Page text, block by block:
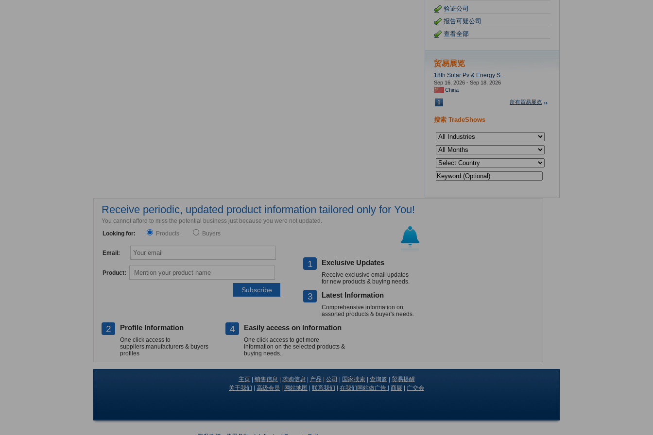
验证公司
报告可疑公司
查看全部
贸易展览
18th Solar Pv & Energy S...
Sep 16, 2026 - Sep 18, 2026
China
所有贸易展览
1
搜索 TradeShows
Receive periodic, updated product information tailored only for You!
You cannot afford to miss the potential business just because you were not updated.
Looking for:
Products Buyers
Email:
Product:
1 Exclusive Updates
Receive exclusive email updates
for new products & buying needs.
3 Latest Information
Comprehensive information on
assorted products & buyer's needs.
2 Profile Information
One click access to
suppliers,manufacturers & buyers
profiles
4 Easily access on Information
One click access to get more
information on the selected products &
buying needs.
主页| 销售信息 求购信息 产品 公司 国家搜索| 查询篮
贸易提醒
关于我们
高级会员 网站地图 联系我们 在我们网站做广告 商展 广交会